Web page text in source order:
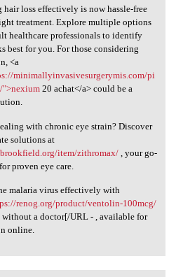
hair loss effectively is now hassle-free
treatment. Explore multiple options
healthcare professionals to identify
best for you. For those considering
<a
minimallyinvasivesurgerymis.com/pi
20 achat</a> could be a
with chronic eye strain? Discover
solutions at
item/zithromax/, your go-
proven eye care.
malaria virus effectively with
renog.org/product/ventolin-100mcg/
a doctor[/URL - , available for
online.